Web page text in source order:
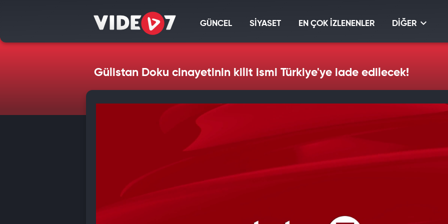
GÜNCEL SİYASET EN ÇOK İZLENENLER DİĞER
Gülistan Doku cinayetinin kilit ismi Türkiye'ye iade edilecek!